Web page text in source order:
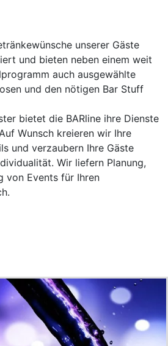
unserer Gäste
und bieten neben einem weit
auch ausgewählte
und den nötigen Bar Stuff
bietet die BARline ihre Dienste
Wunsch kreieren wir Ihre
und verzaubern Ihre Gäste
Wir liefern Planung,
von Events für Ihren